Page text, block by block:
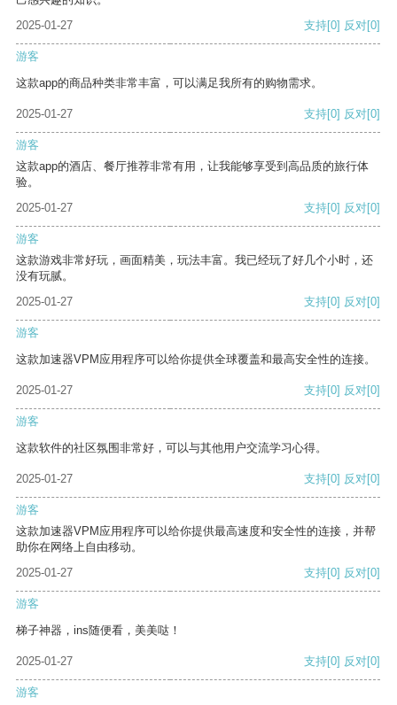
2025-01-27
支持[0] 反对[0]
游客
这款app的商品种类非常丰富，可以满足我所有的购物需求。
2025-01-27 支持[0] 反对[0]
游客
这款app的酒店、餐厅推荐非常有用，让我能够享受到高品质的旅行体
验。
2025-01-27
支持[0] 反对[0]
游客
这款游戏非常好玩，画面精美，玩法丰富。我已经玩了好几个小时，还
没有玩腻。
2025-01-27
支持[0] 反对[0]
游客
这款加速器VPM应用程序可以给你提供全球覆盖和最高安全性的连接。
2025-01-27 支持[0] 反对[0]
游客
这款软件的社区氛围非常好，可以与其他用户交流学习心得。
2025-01-27 支持[0] 反对[0]
游客
这款加速器VPM应用程序可以给你提供最高速度和安全性的连接，并帮
助你在网络上自由移动。
2025-01-27
支持[0] 反对[0]
游客
梯子神器，ins随便看，美美哒！
2025-01-27 支持[0] 反对[0]
游客